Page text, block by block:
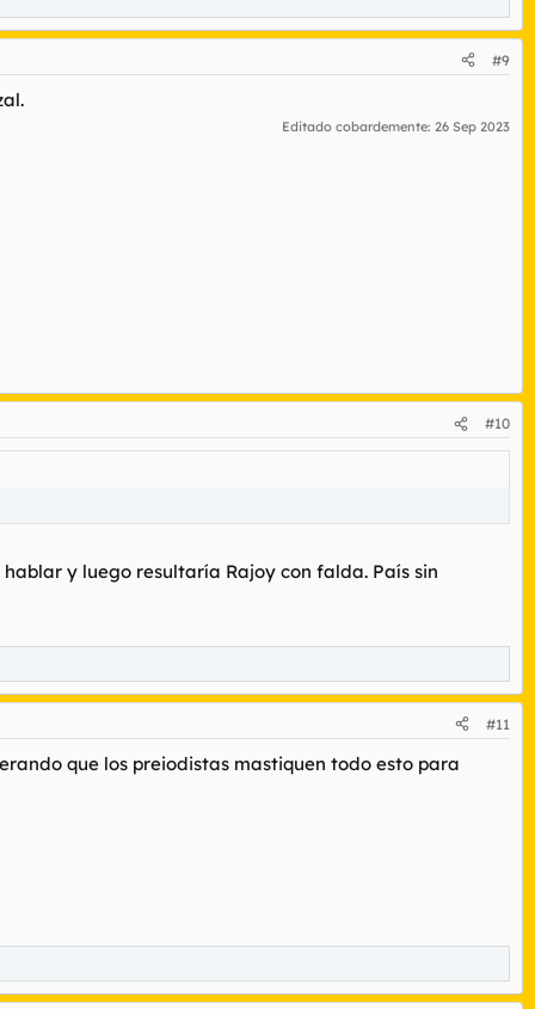
#9
Editado cobardemente: 26 Sep 2023
#10
y luego resultaría Rajoy con falda. País sin
#11
que los preiodistas mastiquen todo esto para